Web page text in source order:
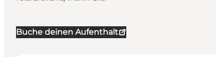
Buche deinen Aufenthalt